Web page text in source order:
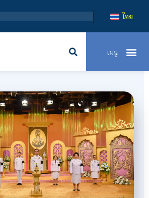
สถาบันเทคโนโลยีจิตรลดา เป็น
ไทย